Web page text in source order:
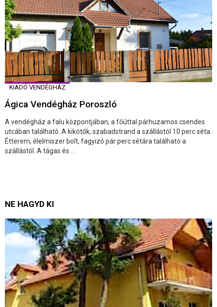
KIADÓ VENDÉGHÁZ
Ágica Vendégház Poroszló
A vendégház a falu központjában, a főúttal párhuzamos csendes
utcában található. A kikötők, szabadstrand a szállástól 10 perc séta.
Étterem, élelmiszer bolt, fagyizó pár perc sétára található a
szállástól. A tágas és ...
NE HAGYD KI